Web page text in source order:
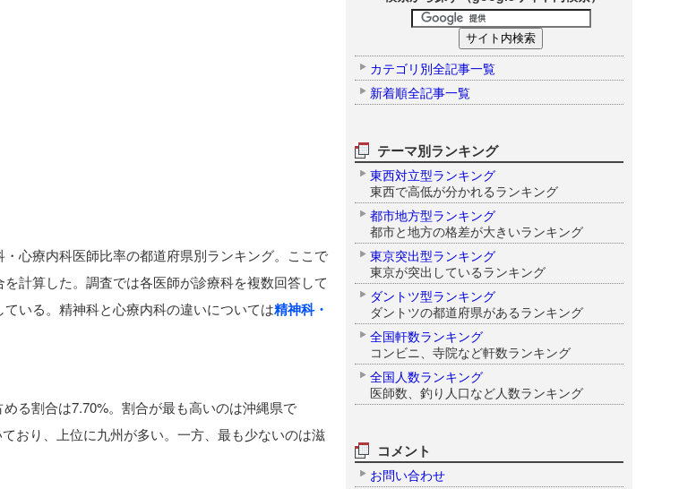
カテゴリ別全記事一覧
新着順全記事一覧
テーマ別ランキング
東西対立型ランキング
東西で高低が分かれるランキング
都市地方型ランキング
都市と地方の格差が大きいランキング
東京突出型ランキング
東京が突出しているランキング
ダントツ型ランキング
ダントツの都道府県があるランキング
全国軒数ランキング
コンビニ、寺院など軒数ランキング
全国人数ランキング
医師数、釣り人口など人数ランキング
コメント
お問い合わせ
心療内科医師比率の都道府県別ランキング。ここで
を計算した。調査では各医師が診療科を複数回答して
いる。精神科と心療内科の違いについては精神科・
る割合は7.70%。割合が最も高いのは沖縄県で
おり、上位に九州が多い。一方、最も少ないのは滋